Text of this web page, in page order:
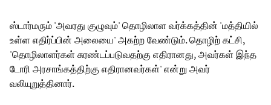
ஸ்டார்மரும் 'அவரது குழுவும்' தொழிலாள வர்க்கத்தின் 'மத்தியில்
உள்ள எதிர்ப்பின் அலையை' அகற்ற வேண்டும். தொழிற் கட்சி,
'தொழிலாளர்கள் சுரண்டப்படுவதற்கு எதிரானது, அவர்கள் இந்த
டோரி அரசாங்கத்திற்கு எதிரானவர்கள்' என்று அவர்
வலியுறுத்தினார்.